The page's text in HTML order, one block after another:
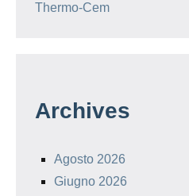
Thermo-Cem
Archives
Agosto 2026
Giugno 2026